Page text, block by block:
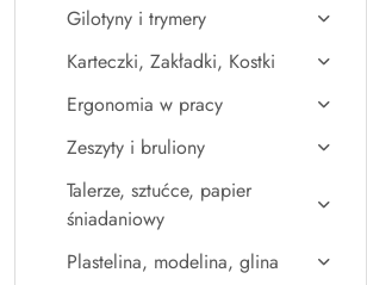
Gilotyny i trymery
Karteczki, Zakładki, Kostki
Ergonomia w pracy
Zeszyty i bruliony
Talerze, sztućce, papier
śniadaniowy
Plastelina, modelina, glina